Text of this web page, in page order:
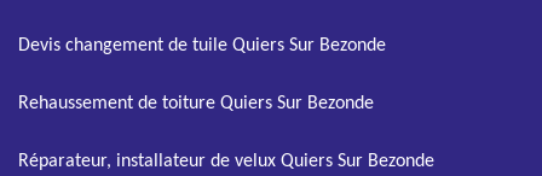
Devis changement de tuile Quiers Sur Bezonde
Rehaussement de toiture Quiers Sur Bezonde
Réparateur, installateur de velux Quiers Sur Bezonde